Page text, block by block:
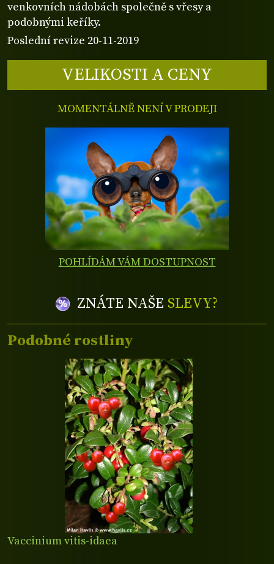
venkovních nádobách společně s vřesy a
podobnými keříky.
Poslední revize 20-11-2019
VELIKOSTI A CENY
MOMENTÁLNĚ NENÍ V PRODEJI
POHLÍDÁM VÁM DOSTUPNOST
ZNÁTE NAŠE SLEVY?
Podobné rostliny
Vaccinium vitis-idaea